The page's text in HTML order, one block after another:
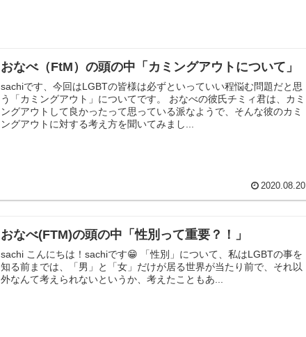
おなべ（FtM）の頭の中「カミングアウトについて」
sachiです、今回はLGBTの皆様は必ずといっていい程悩む問題だと思
う「カミングアウト」についてです。 おなべの彼氏チミィ君は、カミ
ングアウトして良かったって思っている派なようで、そんな彼のカミ
ングアウトに対する考え方を聞いてみまし...
2020.08.20
おなべ(FTM)の頭の中「性別って重要？！」
sachi こんにちは！sachiです😁 「性別」について、私はLGBTの事を
知る前までは、「男」と「女」だけが居る世界が当たり前で、それ以
外なんて考えられないというか、考えたこともあ...